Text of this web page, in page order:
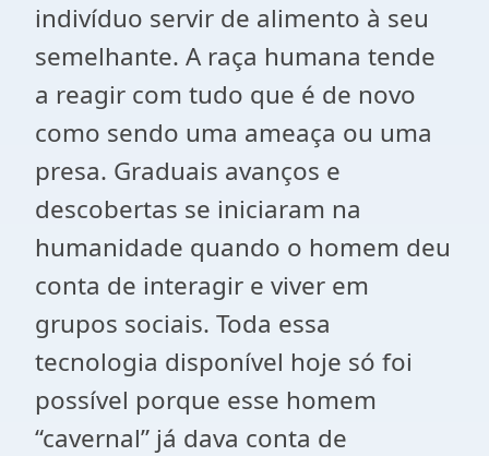
indivíduo servir de alimento à seu
semelhante. A raça humana tende
a reagir com tudo que é de novo
como sendo uma ameaça ou uma
presa. Graduais avanços e
descobertas se iniciaram na
humanidade quando o homem deu
conta de interagir e viver em
grupos sociais. Toda essa
tecnologia disponível hoje só foi
possível porque esse homem
“cavernal” já dava conta de